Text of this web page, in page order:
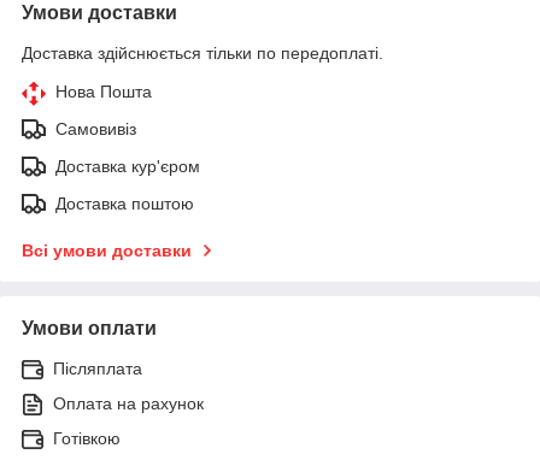
Умови доставки
Доставка здійснюється тільки по передоплаті.
Нова Пошта
Самовивіз
Доставка кур'єром
Доставка поштою
Всі умови доставки
Умови оплати
Післяплата
Оплата на рахунок
Готівкою